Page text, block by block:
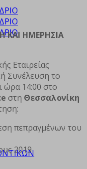
ΚΑΙ ΗΜΕΡΗΣΙΑ
Εταιρείας
Συνέλευση το
ώρα 14:00 στο
στη Θεσσαλονίκη
πεπραγμένων του
2019